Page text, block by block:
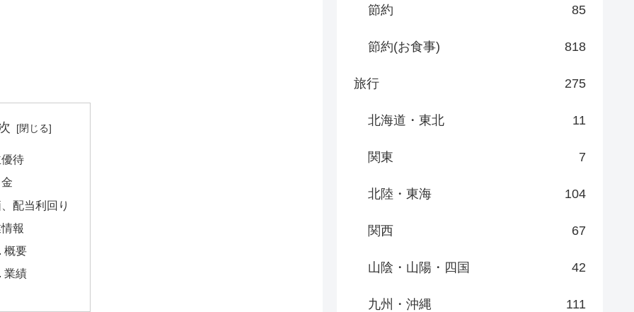
待
配当利回り
報
概要
業績
節約 85
節約(お食事) 818
旅行 275
北海道・東北 11
関東 7
北陸・東海 104
関西 67
山陰・山陽・四国 42
九州・沖縄 111